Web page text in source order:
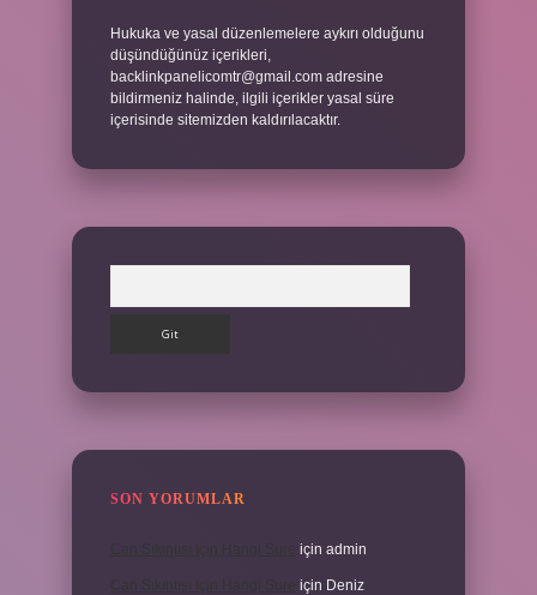
Hukuka ve yasal düzenlemelere aykırı olduğunu
düşündüğünüz içerikleri,
backlinkpanelicomtr@gmail.com adresine
bildirmeniz halinde, ilgili içerikler yasal süre
içerisinde sitemizden kaldırılacaktır.
SON YORUMLAR
için admin
için Deniz